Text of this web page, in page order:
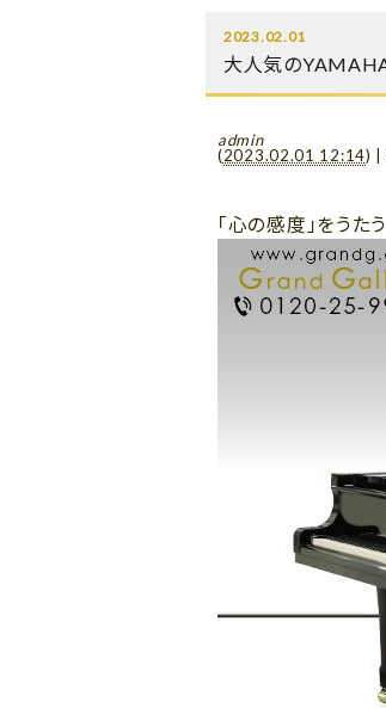
2023.02.01
大人気の
admin
(2023.02.01 12:14)
「心の感度」をう